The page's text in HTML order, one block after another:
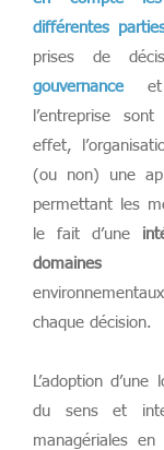
différentes
prises de
gouvernance
l’entreprise
effet,
(ou non) une
permettant les
le fait d’une
domaines
chaque décision.
L’adoption
du sens et
managériales